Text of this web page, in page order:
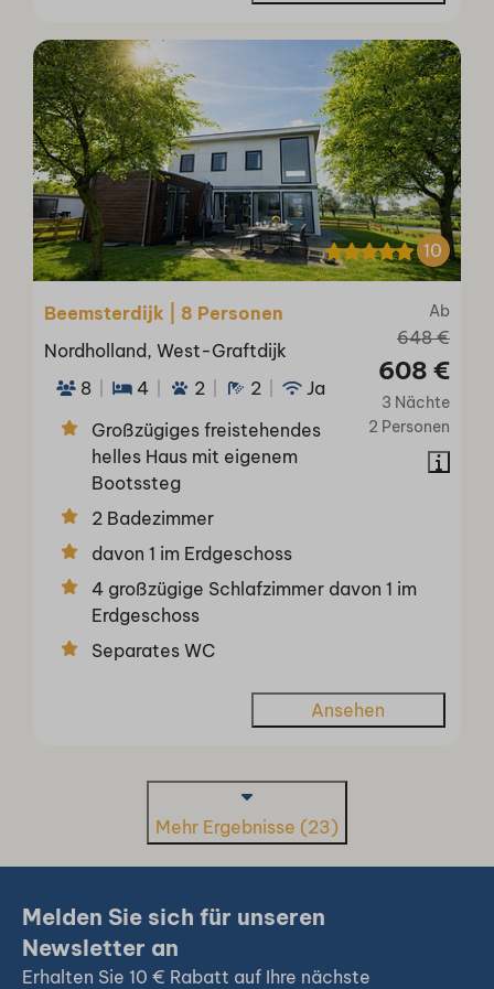
10
Ab
648 €
608 €
3 Nächte
2 Personen
Beemsterdijk | 8 Personen
Nordholland, West-Graftdijk
8
4 2 2
Ja
Großzügiges freistehendes
helles Haus mit eigenem
Bootssteg
2 Badezimmer
davon 1 im Erdgeschoss
4 großzügige Schlafzimmer davon 1 im
Erdgeschoss
Separates WC
Ansehen
Mehr Ergebnisse (23)
Melden Sie sich für unseren
Newsletter an
Erhalten Sie 10 € Rabatt auf Ihre nächste